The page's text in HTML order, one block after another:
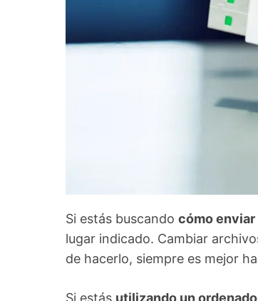
Si estás buscando cómo enviar
lugar indicado. Cambiar
de hacerlo, siempre es mejor
Si estás utilizando un